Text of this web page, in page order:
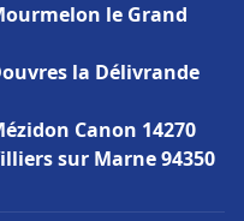
le Grand
la Délivrande
Canon 14270
sur Marne 94350